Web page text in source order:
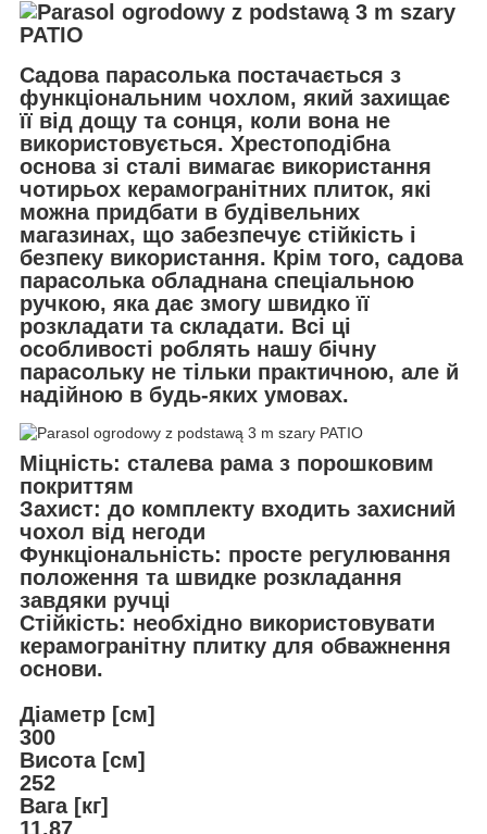
Садова парасолька постачається з
функціональним чохлом, який захищає
її від дощу та сонця, коли вона не
використовується. Хрестоподібна
основа зі сталі вимагає використання
чотирьох керамогранітних плиток, які
можна придбати в будівельних
магазинах, що забезпечує стійкість і
безпеку використання. Крім того, садова
парасолька обладнана спеціальною
ручкою, яка дає змогу швидко її
розкладати та складати. Всі ці
особливості роблять нашу бічну
парасольку не тільки практичною, але й
надійною в будь-яких умовах.
Міцність: сталева рама з порошковим
покриттям
Захист: до комплекту входить захисний
чохол від негоди
Функціональність: просте регулювання
положення та швидке розкладання
завдяки ручці
Стійкість: необхідно використовувати
керамогранітну плитку для обважнення
основи.
Діаметр [см]
300
Висота [см]
252
Вага [кг]
11.87